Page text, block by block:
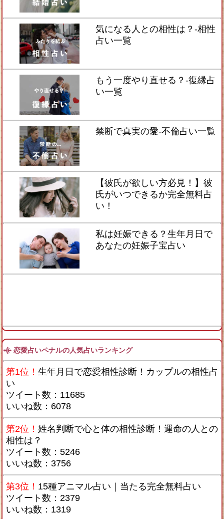
気になる人との相性は？-相性
占い一覧
もう一度やり直せる？-復縁占
い一覧
禁断で真実の愛-不倫占い一覧
【彼氏が欲しい方必見！】彼
氏がいつできるか完全無料占
い！
私は妊娠できる？生年月日で
あなたの妊娠子宝占い
恋愛占いペナルの人気占いランキング
第1位！ 生年月日で恋愛相性診断！カップルの相性占
い
ツイート数：11685
いいね数：6078
第2位！ 姓名判断で心と体の相性診断！運命の人との
相性は？
ツイート数：5246
いいね数：3756
第3位！ 15種アニマル占い｜当たる完全無料占い
ツイート数：2379
いいね数：1319